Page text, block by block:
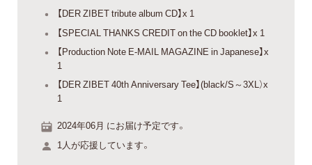
【DER ZIBET tribute album CD】x 1
【SPECIAL THANKS CREDIT on the CD booklet】x 1
【Production Note E-MAIL MAGAZINE in Japanese】x
1
【DER ZIBET 40th Anniversary Tee】(black/S～3XL）x
1
2024年06月 にお届け予定です。
1人が応援しています。